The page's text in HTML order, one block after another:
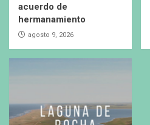
acuerdo de
hermanamiento
agosto 9, 2026